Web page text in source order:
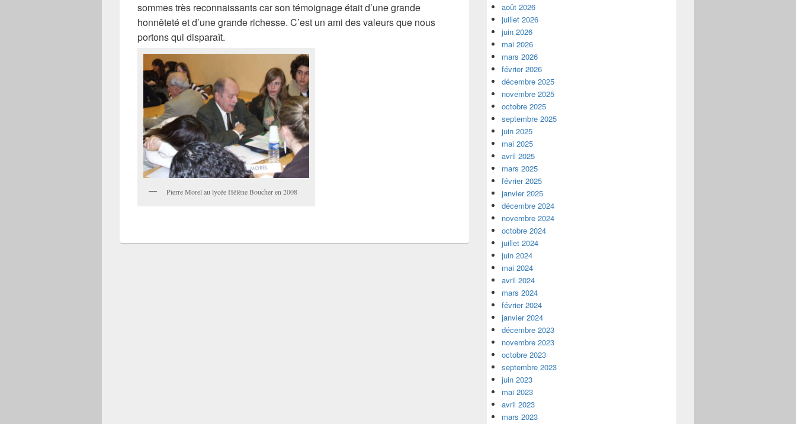
sommes très reconnaissants car son témoignage était d’une grande
honnêteté et d’une grande richesse. C’est un ami des valeurs que nous
portons qui disparaît.
Pierre Morel au lycée Hélène Boucher en 2008
août 2026
juillet 2026
juin 2026
mai 2026
mars 2026
février 2026
décembre 2025
novembre 2025
octobre 2025
septembre 2025
juin 2025
mai 2025
avril 2025
mars 2025
février 2025
janvier 2025
décembre 2024
novembre 2024
octobre 2024
juillet 2024
juin 2024
mai 2024
avril 2024
mars 2024
février 2024
janvier 2024
décembre 2023
novembre 2023
octobre 2023
septembre 2023
juin 2023
mai 2023
avril 2023
mars 2023